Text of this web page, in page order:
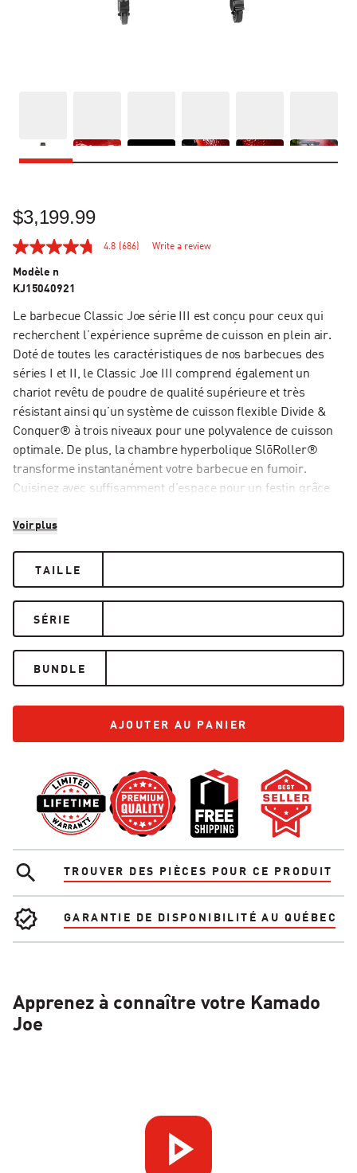
$3,199.99
4.8 (686) Write a review
Modèle n
KJ15040921
Le barbecue Classic Joe série III est conçu pour ceux qui
recherchent l’expérience suprême de cuisson en plein air.
Doté de toutes les caractéristiques de nos barbecues des
séries I et II, le Classic Joe III comprend également un
chariot revêtu de poudre de qualité supérieure et très
résistant ainsi qu’un système de cuisson flexible Divide &
Conquer® à trois niveaux pour une polyvalence de cuisson
optimale. De plus, la chambre hyperbolique SlōRoller®
transforme instantanément votre barbecue en fumoir.
Cuisinez avec suffisamment d’espace pour un festin grâce
Voir plus
TAILLE
SÉRIE
BUNDLE
AJOUTER AU PANIER
AJOUTER AU PANIER
TROUVER DES PIÈCES POUR CE PRODUIT
GARANTIE DE DISPONIBILITÉ AU QUÉBEC
Apprenez à connaître votre Kamado
Joe